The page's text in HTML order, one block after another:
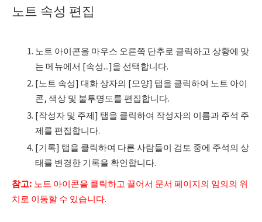
노트 속성 편집
노트 아이콘을 마우스 오른쪽 단추로 클릭하고 상황에 맞
는 메뉴에서 [속성...]을 선택합니다.
[노트 속성] 대화 상자의 [모양] 탭을 클릭하여 노트 아이
콘, 색상 및 불투명도를 편집합니다.
[작성자 및 주제] 탭을 클릭하여 작성자의 이름과 주석 주
제를 편집합니다.
[기록] 탭을 클릭하여 다른 사람들이 검토 중에 주석의 상
태를 변경한 기록을 확인합니다.
참고: 노트 아이콘을 클릭하고 끌어서 문서 페이지의 임의의 위
치로 이동할 수 있습니다.